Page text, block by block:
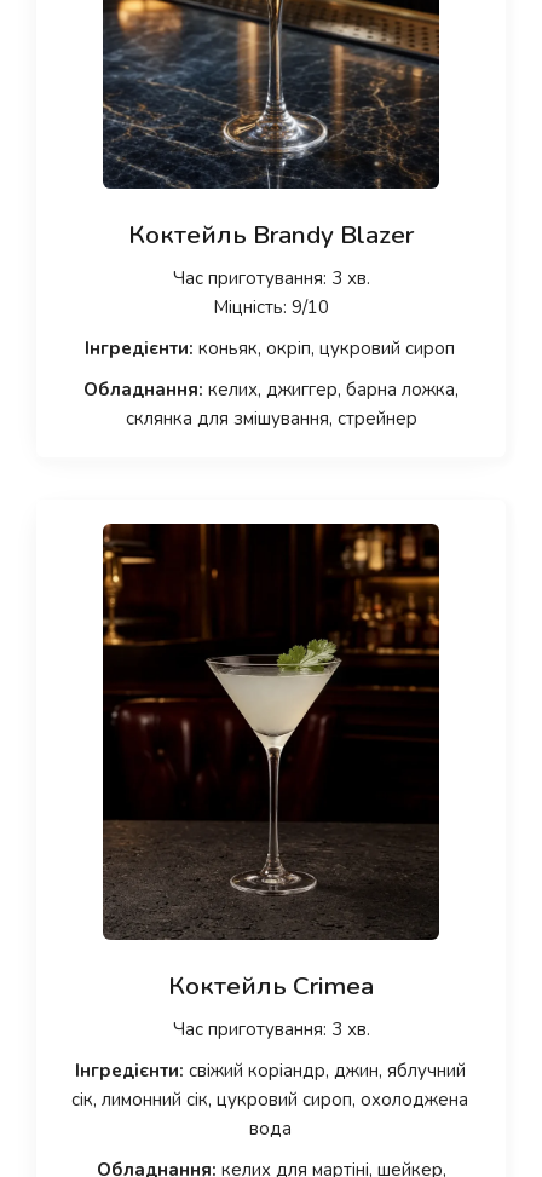
Коктейль Brandy Blazer
Час приготування: 3 хв.
Міцність: 9/10
Інгредієнти: коньяк, окріп, цукровий сироп
Обладнання: келих, джиггер, барна ложка,
склянка для змішування, стрейнер
Коктейль Crimea
Час приготування: 3 хв.
Інгредієнти: свіжий коріандр, джин, яблучний
сік, лимонний сік, цукровий сироп, охолоджена
вода
Обладнання: келих для мартіні, шейкер,